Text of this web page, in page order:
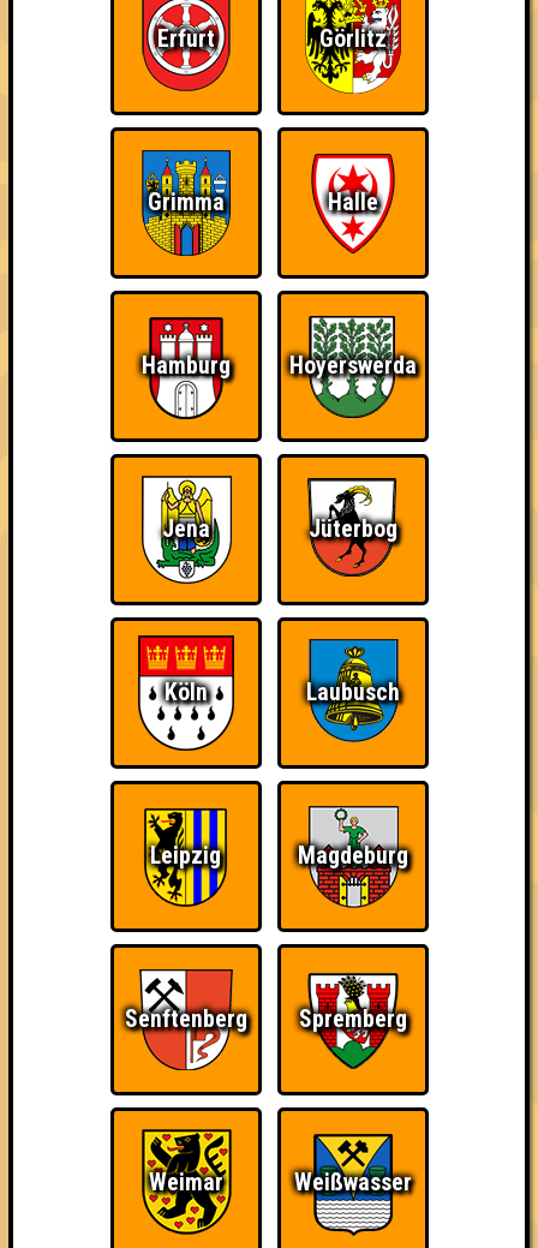
The Last of Us
Schon wieder zum
Wiederzehn macht
Quizveteran
Wir sind immer bei
Nerven aus Stahl
The Amount of
Teilnahmen is too
damn high
Ich war da, vor 3000
Da-Da Da! Da-Da Da!
Teil der Oberschicht
So kurz vorm Sieg! Wir sind ERSTER?!
Erfurt Görlitz
Grimma Halle
Hamburg Hoyerswerda
Jena Jüterbog
Köln Laubusch
Leipzig Magdeburg
Senftenberg Spremberg
Weimar Weißwasser